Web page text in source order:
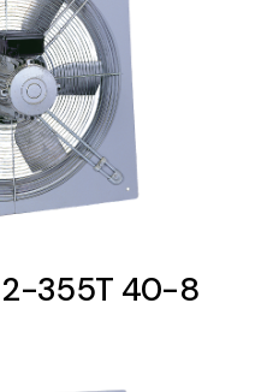
2-355T 40-8